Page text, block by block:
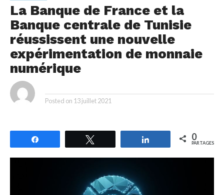
La Banque de France et la
Banque centrale de Tunisie
réussissent une nouvelle
expérimentation de monnaie
numérique
Posted on 13 juillet 2021
Partagez 0
PARTAGES